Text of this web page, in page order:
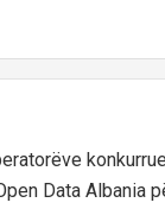
Data Albania